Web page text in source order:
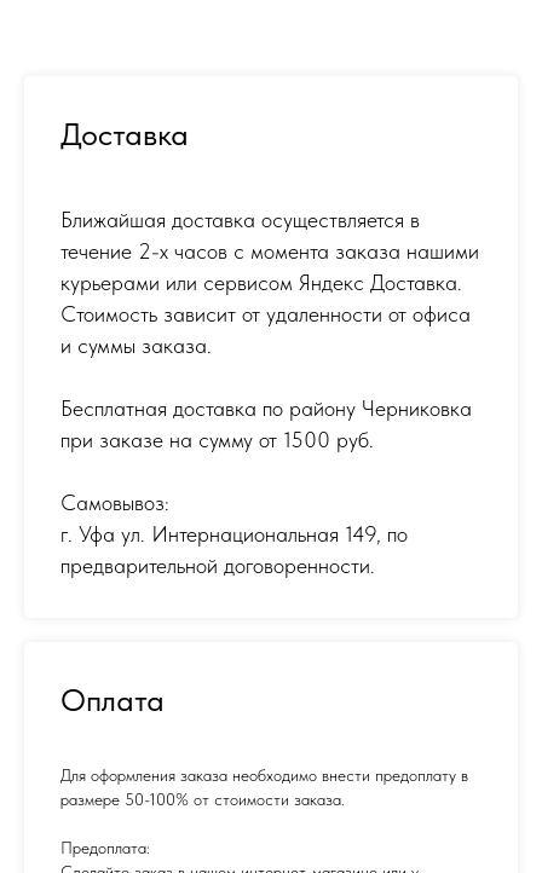
Доставка
Ближайшая доставка осуществляется в
течение 2-х часов с момента заказа нашими
курьерами или сервисом Яндекс Доставка.
Стоимость зависит от удаленности от офиса
и суммы заказа.
Бесплатная доставка по району Черниковка
при заказе на сумму от 1500 руб.
Самовывоз:
г. Уфа ул. Интернациональная 149, по
предварительной договоренности.
Оплата
Для оформления заказа необходимо внести предоплату в
размере 50-100% от стоимости заказа.
Предоплата: